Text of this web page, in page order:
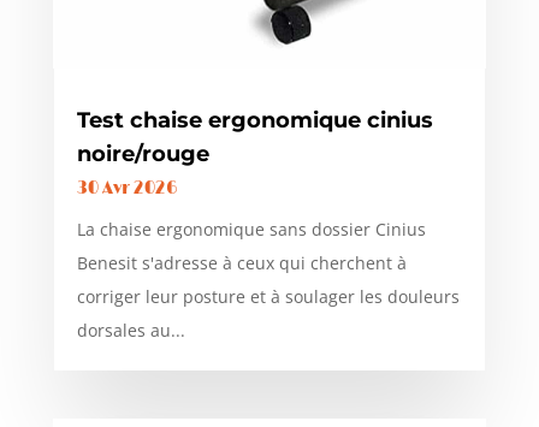
Test chaise ergonomique cinius
noire/rouge
30 Avr 2026
La chaise ergonomique sans dossier Cinius
Benesit s'adresse à ceux qui cherchent à
corriger leur posture et à soulager les douleurs
dorsales au...